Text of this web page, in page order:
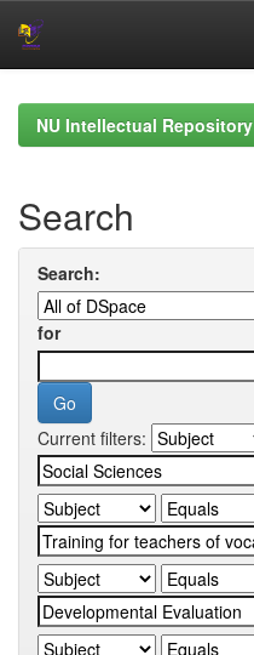
navigationNU Intellectual Repository
Search
Search:
for
Current filters: